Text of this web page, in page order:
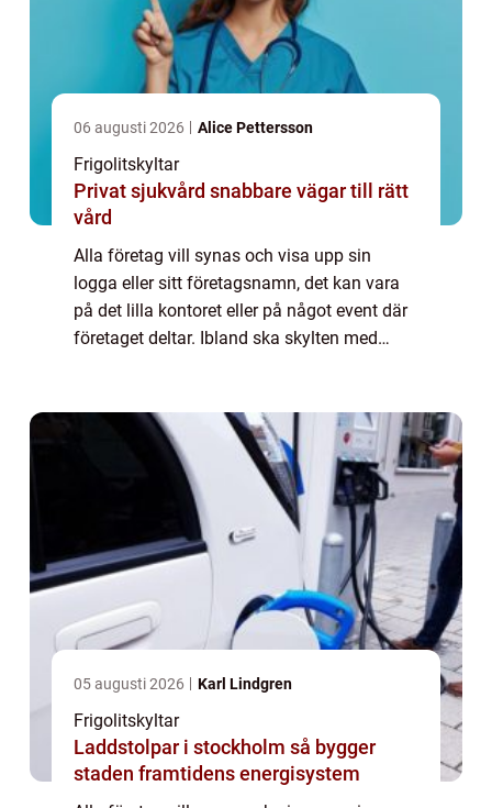
06 augusti 2026 Alice Pettersson
Frigolitskyltar
Privat sjukvård snabbare vägar till rätt
vård
Alla företag vill synas och visa upp sin
logga eller sitt företagsnamn, det kan vara
på det lilla kontoret eller på något event där
företaget deltar. Ibland ska skylten med
05 augusti 2026 Karl Lindgren
Frigolitskyltar
Laddstolpar i stockholm så bygger
staden framtidens energisystem